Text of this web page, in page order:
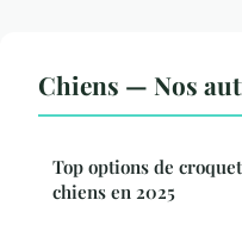
Chiens — Nos
Top options de
chiens en 2025